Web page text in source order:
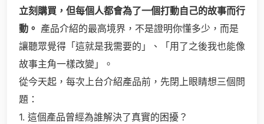
立刻購買，但每個人都會為了一個打動自己的故事而行
動。 產品介紹的最高境界，不是證明你懂多少，而是
讓聽眾覺得「這就是我需要的」、「用了之後我也能像
故事主角一樣改變」。
從今天起，每次上台介紹產品前，先閉上眼睛想三個問
題：
1. 這個產品曾經為誰解決了真實的困擾？